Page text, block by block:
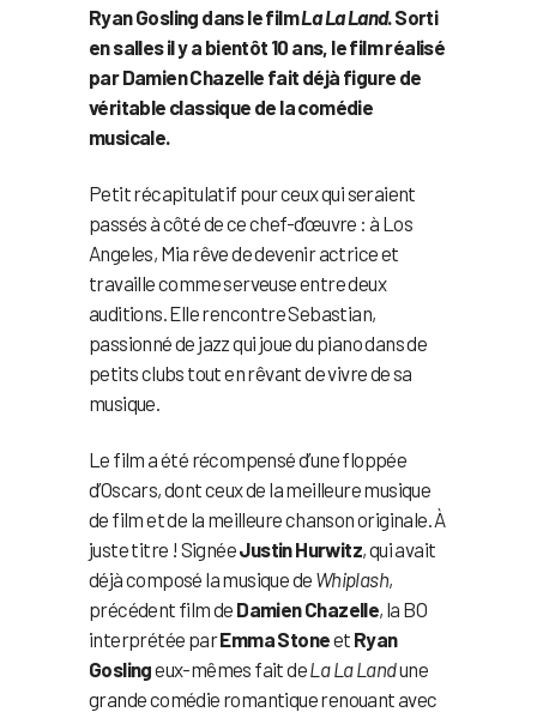
Ryan Gosling dans le filmLa La Land. Sorti
en salles il y a bientôt 10 ans, le film réalisé
par Damien Chazelle fait déjà figure de
véritable classique de la comédie
musicale.
Petit récapitulatif pour ceux qui seraient
passés à côté de ce chef-d’œuvre : à Los
Angeles, Mia rêve de devenir actrice et
travaille comme serveuse entre deux
auditions. Elle rencontre Sebastian,
passionné de jazz qui joue du piano dans de
petits clubs tout en rêvant de vivre de sa
musique.
Le film a été récompensé d’une floppée
d’Oscars, dont ceux de la meilleure musique
de film et de la meilleure chanson originale. À
juste titre ! SignéeJustin Hurwitz, qui avait
déjà composé la musique de Whiplash,
précédent film de Damien Chazelle, la BO
interprétée parEmma Stoneet Ryan
Goslingeux-mêmes fait deLa La Landune
grande comédie romantique renouant avec